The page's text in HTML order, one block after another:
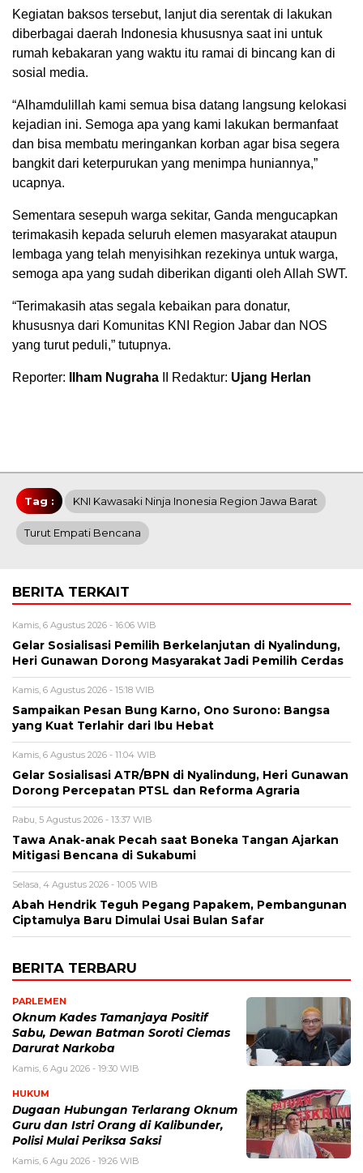
Kegiatan baksos tersebut, lanjut dia serentak di lakukan
diberbagai daerah Indonesia khususnya saat ini untuk
rumah kebakaran yang waktu itu ramai di bincang kan di
sosial media.
“Alhamdulillah kami semua bisa datang langsung kelokasi
kejadian ini. Semoga apa yang kami lakukan bermanfaat
dan bisa membatu meringankan korban agar bisa segera
bangkit dari keterpurukan yang menimpa huniannya,”
ucapnya.
Sementara sesepuh warga sekitar, Ganda mengucapkan
terimakasih kepada seluruh elemen masyarakat ataupun
lembaga yang telah menyisihkan rezekinya untuk warga,
semoga apa yang sudah diberikan diganti oleh Allah SWT.
“Terimakasih atas segala kebaikan para donatur,
khususnya dari Komunitas KNI Region Jabar dan NOS
yang turut peduli,” tutupnya.
Reporter: Ilham Nugraha II Redaktur: Ujang Herlan
Tag : KNI Kawasaki Ninja Inonesia Region Jawa Barat
Turut Empati Bencana
BERITA TERKAIT
Kamis, 6 Agustus 2026 - 16:06 WIB
Gelar Sosialisasi Pemilih Berkelanjutan di Nyalindung,
Heri Gunawan Dorong Masyarakat Jadi Pemilih Cerdas
Kamis, 6 Agustus 2026 - 15:18 WIB
Sampaikan Pesan Bung Karno, Ono Surono: Bangsa
yang Kuat Terlahir dari Ibu Hebat
Kamis, 6 Agustus 2026 - 11:04 WIB
Gelar Sosialisasi ATR/BPN di Nyalindung, Heri Gunawan
Dorong Percepatan PTSL dan Reforma Agraria
Rabu, 5 Agustus 2026 - 13:37 WIB
Tawa Anak-anak Pecah saat Boneka Tangan Ajarkan
Mitigasi Bencana di Sukabumi
Selasa, 4 Agustus 2026 - 10:05 WIB
Abah Hendrik Teguh Pegang Papakem, Pembangunan
Ciptamulya Baru Dimulai Usai Bulan Safar
BERITA TERBARU
PARLEMEN
Oknum Kades Tamanjaya Positif
Sabu, Dewan Batman Soroti Ciemas
Darurat Narkoba
Kamis, 6 Agu 2026 - 19:30 WIB
HUKUM
Dugaan Hubungan Terlarang Oknum
Guru dan Istri Orang di Kalibunder,
Polisi Mulai Periksa Saksi
Kamis, 6 Agu 2026 - 19:26 WIB